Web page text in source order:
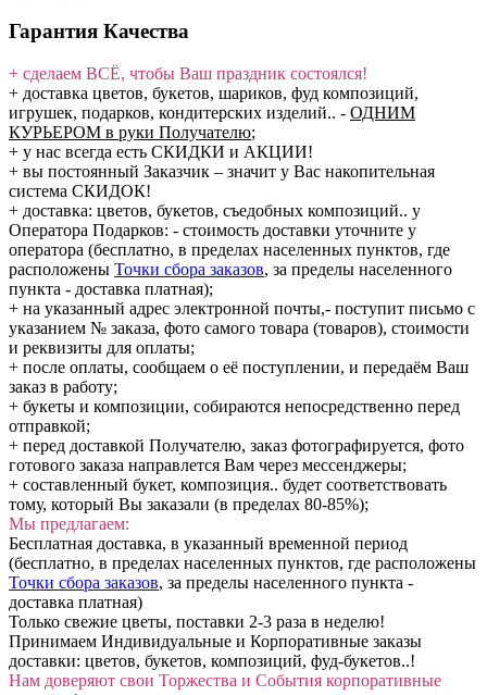
Гарантия Качества
+ сделаем ВСЁ, чтобы Ваш праздник состоялся!
+ доставка цветов, букетов, шариков, фуд композиций,
игрушек, подарков, кондитерских изделий.. - ОДНИМ
КУРЬЕРОМ в руки Получателю;
+ у нас всегда есть СКИДКИ и АКЦИИ!
+ вы постоянный Заказчик – значит у Вас накопительная
система СКИДОК!
+ доставка: цветов, букетов, съедобных композиций.. у
Оператора Подарков: - стоимость доставки уточните у
оператора (бесплатно, в пределах населенных пунктов, где
расположены Точки сбора заказов, за пределы населенного
пункта - доставка платная);
+ на указанный адрес электронной почты,- поступит письмо с
указанием № заказа, фото самого товара (товаров), стоимости
и реквизиты для оплаты;
+ после оплаты, сообщаем о её поступлении, и передаём Ваш
заказ в работу;
+ букеты и композиции, собираются непосредственно перед
отправкой;
+ перед доставкой Получателю, заказ фотографируется, фото
готового заказа направлется Вам через мессенджеры;
+ составленный букет, композиция.. будет соответствовать
тому, который Вы заказали (в пределах 80-85%);
Мы предлагаем:
Бесплатная доставка, в указанный временной период
(бесплатно, в пределах населенных пунктов, где расположены
Точки сбора заказов, за пределы населенного пункта -
доставка платная)
Только свежие цветы, поставки 2-3 раза в неделю!
Принимаем Индивидуальные и Корпоративные заказы
доставки: цветов, букетов, композиций, фуд-букетов..!
Нам доверяют свои Торжества и События корпоративные